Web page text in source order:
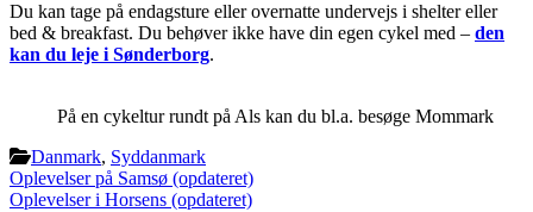
Du kan tage på endagsture eller overnatte undervejs i shelter eller
bed & breakfast. Du behøver ikke have din egen cykel med – den
kan du leje i Sønderborg.
På en cykeltur rundt på Als kan du bl.a. besøge Mommark
Danmark, Syddanmark
Indlægsnavigation
Oplevelser på Samsø (opdateret)
Oplevelser i Horsens (opdateret)